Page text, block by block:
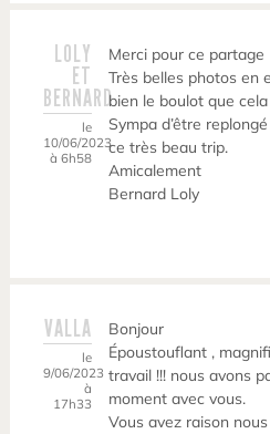
LOLY
ET
BERNARD
le
10/06/2023
à 6h58
Merci pour ce partage
Très belles photos en
bien le boulot que
Sympa d’être
ce très beau trip.
Amicalement
Bernard Loly
VALLA
le
9/06/2023
à
17h33
Bonjour
Époustouflant ,
travail !!! nous avons
moment avec vous.
Vous avez raison